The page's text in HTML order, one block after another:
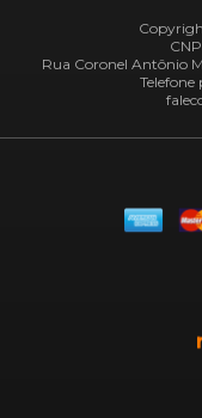
Rua Coronel Antônio
Telefone